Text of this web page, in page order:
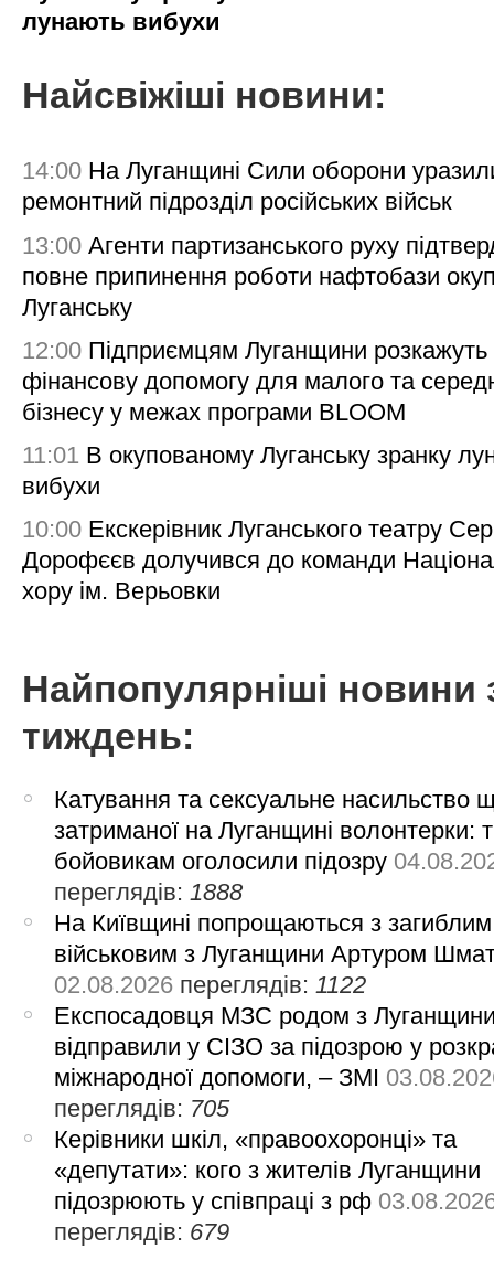
лунають вибухи
Найсвіжіші новини:
14:00 На Луганщині Сили оборони
ремонтний підрозділ російських військ
13:00 Агенти партизанського руху
повне припинення роботи нафтобази
Луганську
12:00 Підприємцям Луганщини розкажуть
фінансову допомогу для малого та
бізнесу у межах програми BLOOM
11:01 В окупованому Луганську зранку
вибухи
10:00 Екскерівник Луганського театру
Дорофєєв долучився до команди
хору ім. Верьовки
Найпопулярніші новини
тиждень:
Катування та сексуальне насильство
затриманої на Луганщині волонтерки:
бойовикам оголосили підозру
переглядів:1888
На Київщині попрощаються з загиблим
військовим з Луганщини Артуром
02.08.2026 переглядів:1122
Експосадовця МЗС родом з
відправили у СІЗО за підозрою у
міжнародної допомоги, – ЗМІ
переглядів: 705
Керівники шкіл, «правоохоронці» та
«депутати»: кого з жителів Луганщини
підозрюють у співпраці з рф
переглядів: 679